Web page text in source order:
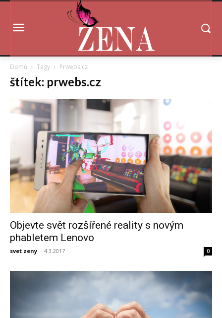
Domů Tagy Prwebs.cz
štítek: prwebs.cz
Objevte svět rozšířené reality s novým
phabletem Lenovo
svet zeny - 4.3.2017 0